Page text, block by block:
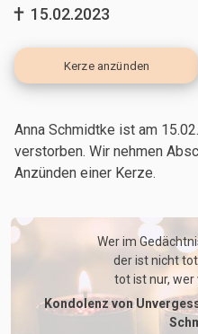
15.02.2023
Kerze anzünden
Anna Schmidtke ist am
verstorben. Wir nehmen
Anzünden einer Kerze.
Wer im
der ist nicht
tot ist nur, wer
Kondolenz von